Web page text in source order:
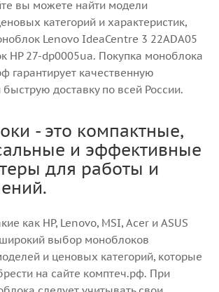
вы можете найти модели
категорий и характеристик,
Lenovo IdeaCentre 3 22ADA05
HP 27-dp0005ua. Покупка моноблока
гарантирует качественную
доставку по всей России.
- это компактные,
и эффективные
для работы и
как HP, Lenovo, MSI, Acer и ASUS
выбор моноблоков
и ценовых категорий, которые
на сайте комптеч.рф. При